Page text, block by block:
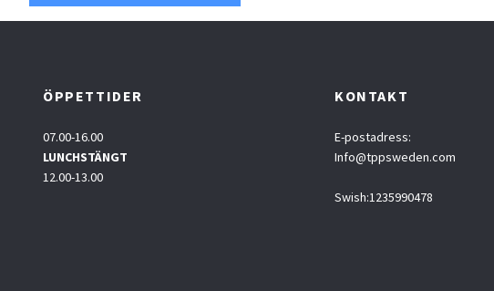
ÖPPETTIDER
07.00-16.00
LUNCHSTÄNGT
12.00-13.00
KONTAKT
E-postadress:
Info@tppsweden.com
Swish:1235990478